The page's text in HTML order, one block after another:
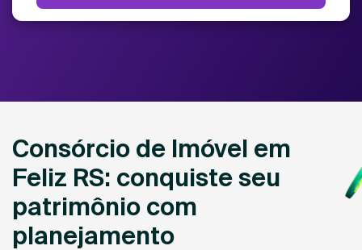
Consórcio de Imóvel em
Feliz RS: conquiste seu
patrimônio com
planejamento